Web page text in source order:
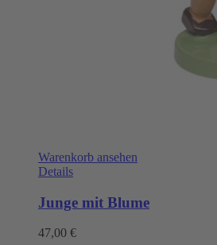
Warenkorb ansehen
Details
Junge mit Blume
47,00 €